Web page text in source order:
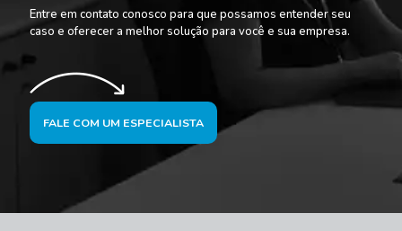
Entre em contato conosco para que possamos entender seu
caso e oferecer a melhor solução para você e sua empresa.
FALE COM UM ESPECIALISTA